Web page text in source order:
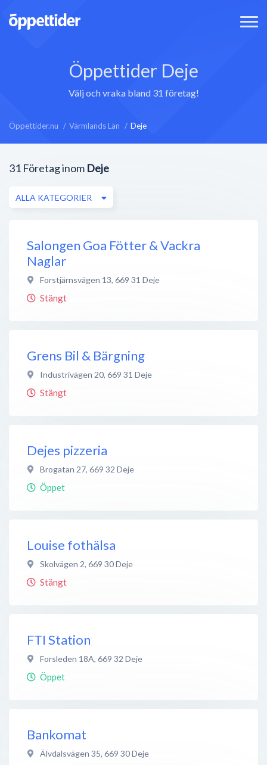
Öppettider Deje
Välj och vraka bland 31 företag!
Öppettider.nu Värmlands Län Deje
31 Företag inom Deje
ALLA KATEGORIER
Salongen Goa Fötter & Vackra
Naglar
Forstjärnsvägen 13, 669 31 Deje
Stängt
Grens Bil & Bärgning
Industrivägen 20, 669 31 Deje
Stängt
Dejes pizzeria
Brogatan 27, 669 32 Deje
Öppet
Louise fothälsa
Skolvägen 2, 669 30Deje
Stängt
FTI Station
Forsleden 18A, 669 32 Deje
Öppet
Bankomat
Älvdalsvägen 35, 669 30Deje